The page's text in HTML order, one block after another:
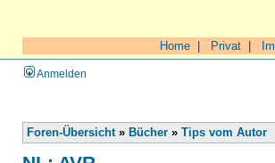
Home Privat
Anmelden
Foren-Übersicht» Bücher » Tips vom Autor